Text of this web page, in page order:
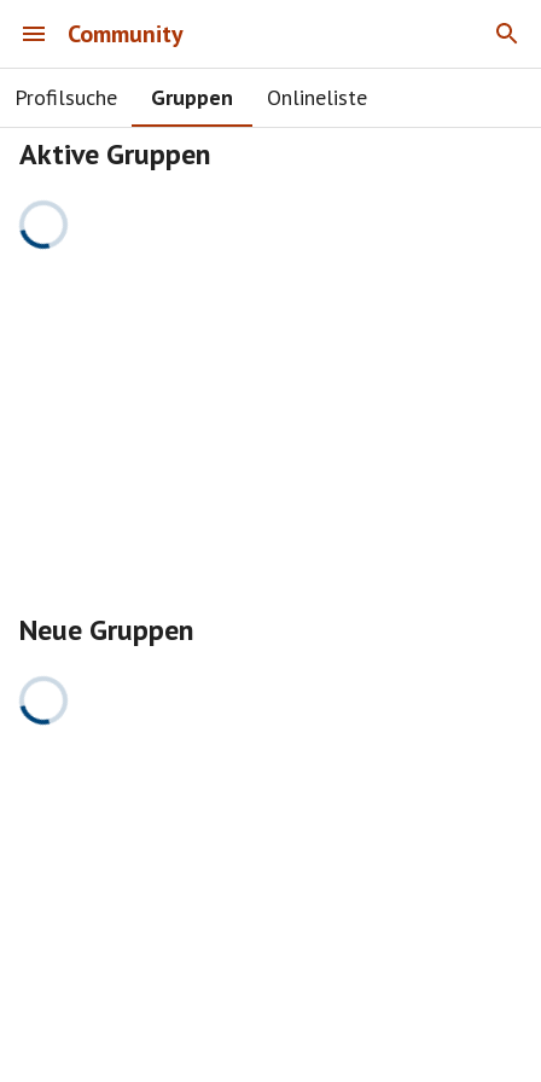
Community
Profilsuche Gruppen Onlineliste
Aktive Gruppen
Neue Gruppen